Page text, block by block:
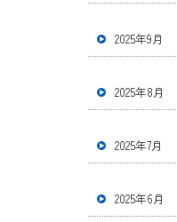
2025年9月
2025年8月
2025年7月
2025年6月